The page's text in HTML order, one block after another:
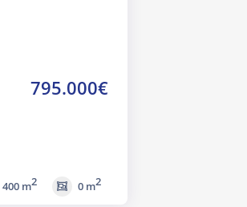
795.000€
400 m2 0 m2